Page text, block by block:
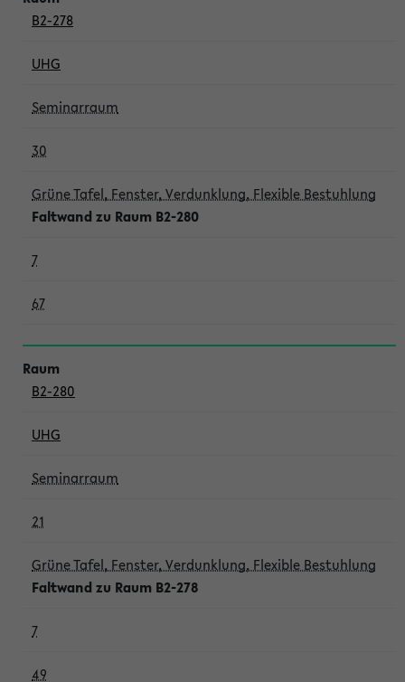
B2-278
UHG
Seminarraum
30
Grüne Tafel, Fenster, Verdunklung, Flexible Bestuhlung
Faltwand zu Raum B2-280
7
67
B2-280
UHG
Seminarraum
21
Grüne Tafel, Fenster, Verdunklung, Flexible Bestuhlung
Faltwand zu Raum B2-278
7
49